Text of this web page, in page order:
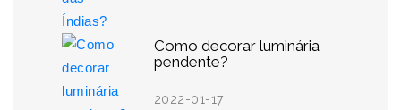
Como decorar luminária
pendente?
2022-01-17